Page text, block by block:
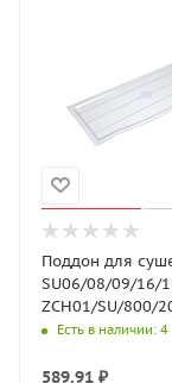
Поддон для
SU06/08/09/16/
ZCH01/SU/800/
Есть в наличии: 4
589.91 ₽